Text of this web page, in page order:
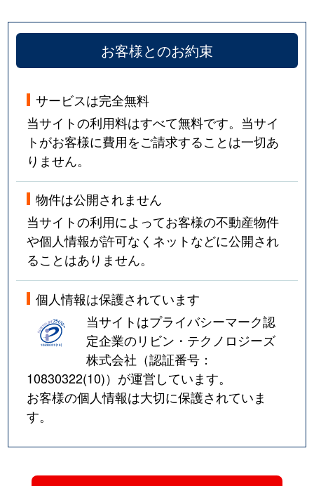
お客様とのお約束
サービスは完全無料
当サイトの利用料はすべて無料です。当サイ
トがお客様に費用をご請求することは一切あ
りません。
物件は公開されません
当サイトの利用によってお客様の不動産物件
や個人情報が許可なくネットなどに公開され
ることはありません。
個人情報は保護されています
当サイトはプライバシーマーク認
定企業のリビン・テクノロジーズ
株式会社（認証番号：
10830322(10)）が運営しています。
お客様の個人情報は大切に保護されていま
す。